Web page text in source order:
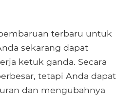
terbaru untuk
sekarang dapat
ketuk ganda. Secara
tetapi Anda dapat
dan mengubahnya